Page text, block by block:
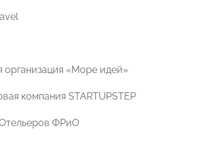
организация «Море идей»
компания STARTUPSTEP
ФРиО